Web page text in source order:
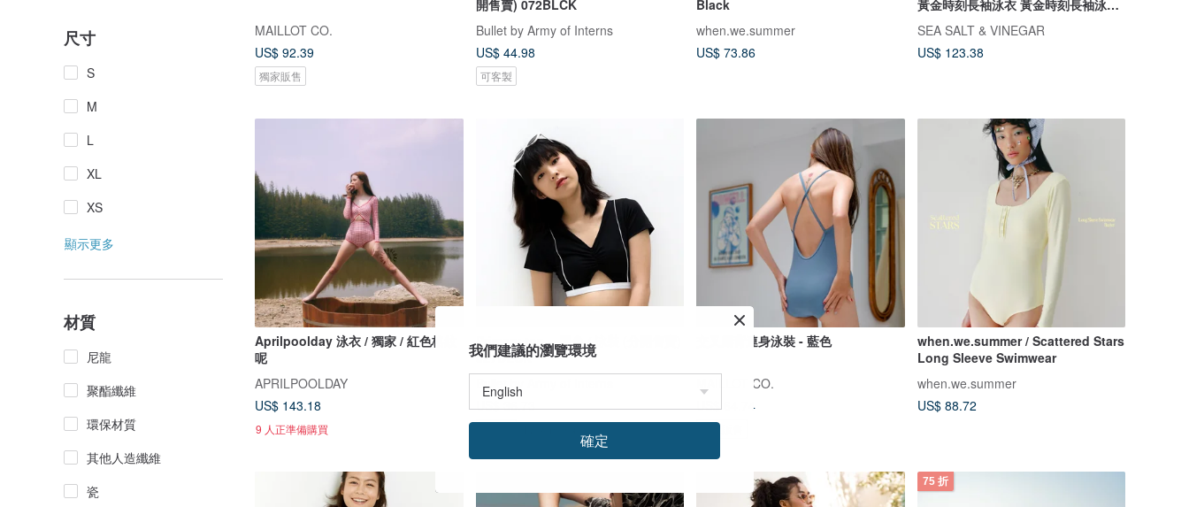
尺寸
S
M
L
XL
XS
顯示更多
材質
尼龍
聚酯纖維
環保材質
其他人造纖維
瓷
MAILLOT CO.
US$ 92.39
獨家販售
開售賣) 072BLCK
Bullet by Army of Interns
US$ 44.98
可客製
Black
when.we.summer
US$ 73.86
黃金時刻長袖泳衣 黃金時刻長袖泳衣
黃金時刻長袖泳衣 黃金時刻長袖泳衣
SEA SALT & VINEGAR
US$ 123.38
Aprilpoolday 泳衣 / 獨家 / 紅色格紋
呢
APRILPOOLDAY
US$ 143.18
9 人正準備購買
Primary top – 黑色 / 泳裝 (分開售賣)
027BLCK
Bullet by Army of Interns
US$ 36.73
交叉露背連身泳裝 - 藍色
MAILLOT CO.
US$ 64.74
獨家販售
when.we.summer / Scattered Stars
Long Sleeve Swimwear
when.we.summer
US$ 88.72
75 折
我們建議的瀏覽環境
確定